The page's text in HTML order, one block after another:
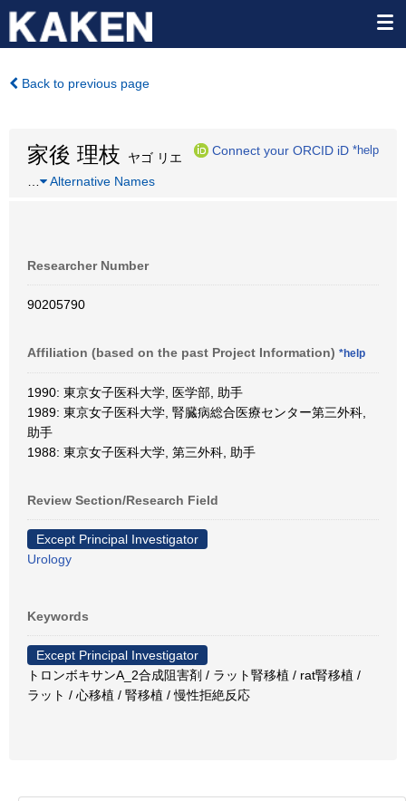
Back to previous page
家後 理枝 ヤゴ リエ
Connect your ORCID iD *help
Alternative Names
Researcher Number
90205790
Affiliation (based on the past Project Information) *help
1990: 東京女子医科大学, 医学部, 助手
1989: 東京女子医科大学, 腎臓病総合医療センター第三外科,
助手
1988: 東京女子医科大学, 第三外科, 助手
Review Section/Research Field
Except Principal Investigator
Urology
Keywords
Except Principal Investigator
トロンボキサンA_2合成阻害剤 / ラット腎移植 / rat腎移植 /
ラット / 心移植 / 腎移植 / 慢性拒絶反応